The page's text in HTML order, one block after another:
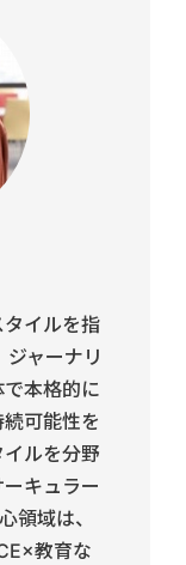
イルを指
ャーナリ
本格的に
可能性を
ルを分野
キュラー
領域は、
教育な